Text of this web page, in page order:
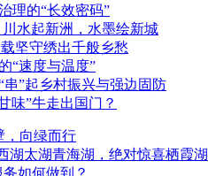
理的“长效密码”
水起新洲，水墨绘新城
坚守绣出千般乡愁
“速度与温度”
”起乡村振兴与强边固防
味”牛走出国门？
，向绿而行
湖太湖青海湖，绝对惊喜栖霞湖
如何做到？